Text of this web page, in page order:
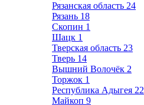
Рязанская область 24
Рязань 18
Скопин 1
Шацк 1
Тверская область 23
Тверь 14
Вышний Волочёк 2
Торжок 1
Республика Адыгея 22
Майкоп 9